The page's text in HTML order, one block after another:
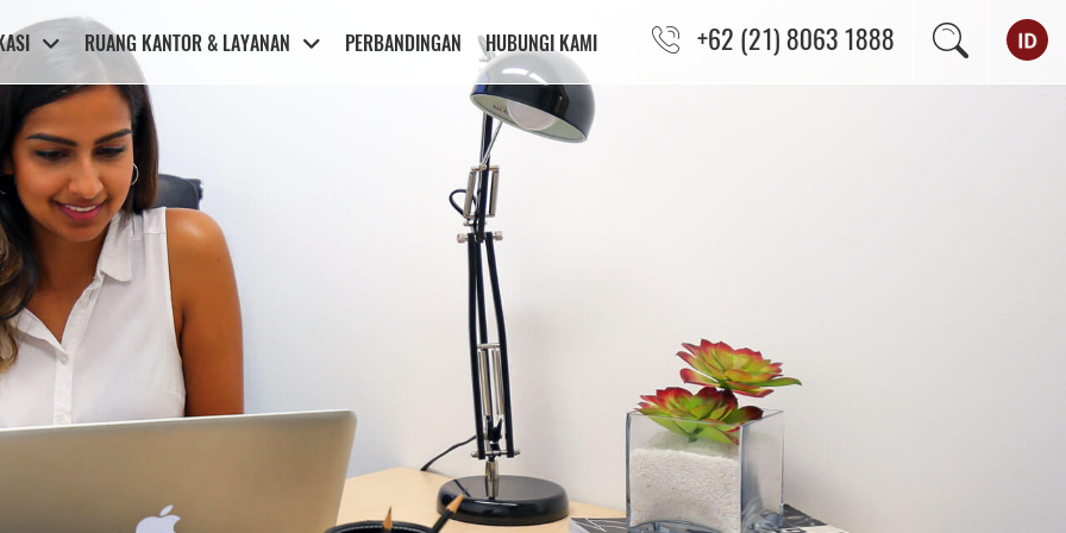
RUANG KANTOR & LAYANAN PERBANDINGAN HUBUNGI KAMI +62 (21) 8063 1888